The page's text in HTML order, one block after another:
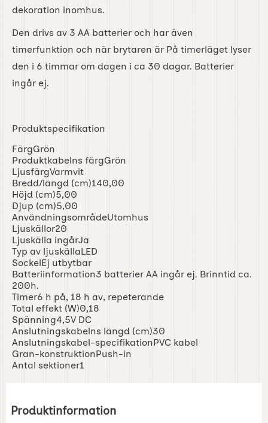
dekoration inomhus.
Den drivs av 3 AA batterier och har även
timerfunktion och när brytaren är På timerläget lyser
den i 6 timmar om dagen i ca 30 dagar. Batterier
ingår ej.
Produktspecifikation
FärgGrön
Produktkabelns färgGrön
LjusfärgVarmvit
Bredd/längd (cm)140,00
Höjd (cm)5,00
Djup (cm)5,00
AnvändningsområdeUtomhus
Ljuskällor20
Ljuskälla ingårJa
Typ av ljuskällaLED
SockelEj utbytbar
Batteriinformation3 batterier AA ingår ej. Brinntid ca.
200h.
Timer6 h på, 18 h av, repeterande
Total effekt (W)0,18
Spänning4,5V DC
Anslutningskabelns längd (cm)30
Anslutningskabel-specifikationPVC kabel
Gran-konstruktionPush-in
Antal sektioner1
Produktinformation